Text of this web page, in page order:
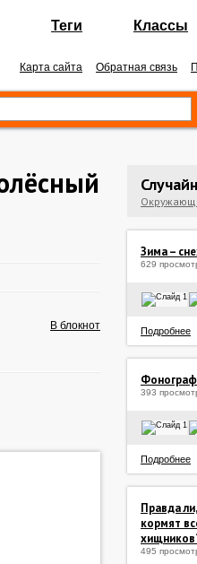
Теги Классы
Карта сайта Обратная связь
В блокнот
Зима –
629
Подробнее
Фонограф
393
Подробнее
Правда
кормят
495